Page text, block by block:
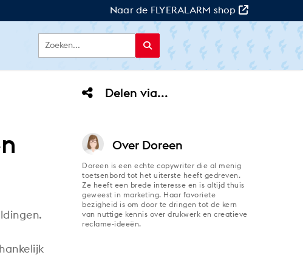
Naar de FLYERALARM shop
Delen via...
Over Doreen
Doreen is een echte copywriter die al menig
toetsenbord tot het uiterste heeft gedreven.
Ze heeft een brede interesse en is altijd thuis
geweest in marketing. Haar favoriete
bezigheid is om door te dringen tot de kern
van nuttige kennis over drukwerk en creatieve
reclame-ideeën.